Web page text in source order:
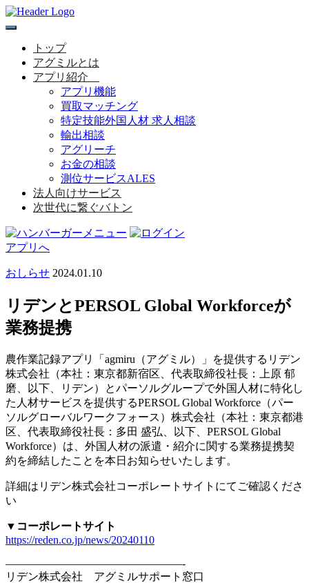
toggle
navigationトップ
アグミルとは
アプリ紹介
アプリ機能
買取マッチング
特定技能外国人材 求人相談
輸出相談
アグリーチ
お金の相談
測位サービスALES
法人向けサービス
次世代に繋ぐバトン
アプリへ
おしらせ 2024.01.10
リデンとPERSOL Global Workforceが
業務提携
農作業記録アプリ「agmiru（アグミル）」を提供するリデン
株式会社（本社：東京都新宿区、代表取締役社長：上原 郁
磨、以下、リデン）とパーソルグループで外国人材に特化し
た人材サービスを提供するPERSOL Global Workforce（パー
ソルグローバルワークフォース）株式会社（本社：東京都港
区、代表取締役社長：多田 盛弘、以下、PERSOL Global
Workforce）は、外国人材の派遣・紹介に関する業務提携契
約を締結したことを本日お知らせいたします。
詳細はリデン株式会社コーポレートサイトにてご確認くださ
い
▼コーポレートサイト
https://reden.co.jp/news/20240110
————————————————-
リデン株式会社 アグミルサポート窓口